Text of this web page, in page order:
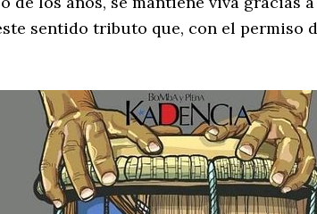
sentido tributo que, con el permiso